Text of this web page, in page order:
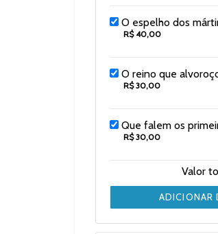
O espelho dos
R$ 40,00
O reino que
R$ 30,00
Que falem os
R$ 30,00
Valor
ADICIONAR